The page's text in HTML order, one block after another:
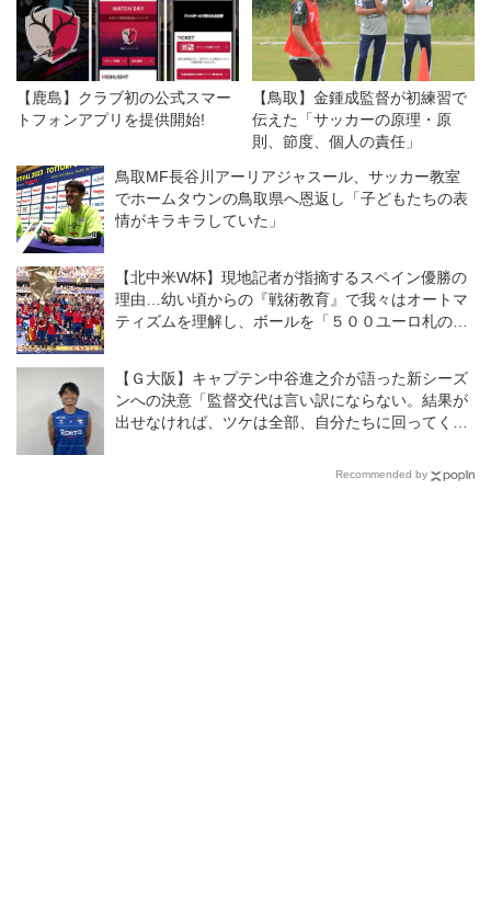
【鹿島】クラブ初の公式スマー
トフォンアプリを提供開始!
【鳥取】金鍾成監督が初練習で
伝えた「サッカーの原理・原
則、節度、個人の責任」
鳥取MF長谷川アーリアジャスール、サッカー教室
でホームタウンの鳥取県へ恩返し「子どもたちの表
情がキラキラしていた」
【北中米W杯】現地記者が指摘するスペイン優勝の
理由…幼い頃からの『戦術教育』で我々はオートマ
ティズムを理解し、ボールを「５００ユーロ札のよ
【Ｇ大阪】キャプテン中谷進之介が語った新シーズ
ンへの決意「監督交代は言い訳にならない。結果が
出せなければ、ツケは全部、自分たちに回ってく
Recommended by